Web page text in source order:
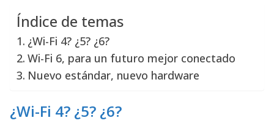
Índice de temas
¿Wi-Fi 4? ¿5? ¿6?
Wi-Fi 6, para un futuro mejor conectado
Nuevo estándar, nuevo hardware
¿Wi-Fi 4? ¿5? ¿6?